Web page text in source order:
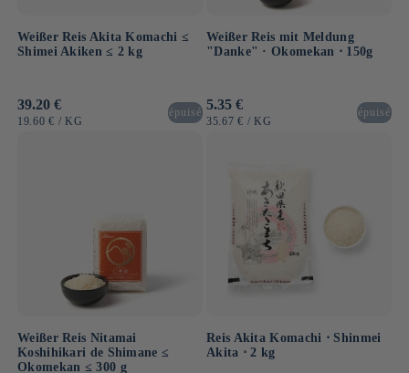
Weißer Reis Akita Komachi ≤
Shimei Akiken ≤ 2 kg
Normaler
Preis
39.20 €
GRUNDPREIS
19.60 € / PRO
KG
épuisé
Weißer Reis mit Meldung
"Danke" · Okomekan ⋅ 150g
Normaler
Preis
5.35 €
GRUNDPREIS
35.67 € / PRO
KG
épuisé
Weißer Reis Nitamai
Koshihikari de Shimane ≤
Okomekan ≤ 300 g
Reis Akita Komachi ⋅ Shinmei
Akita ⋅ 2 kg